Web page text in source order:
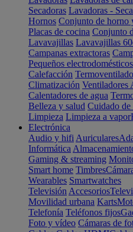
Secadoras Lavadoras -
Hornos Conjunto de horno
Placas de cocina Conjunto
Lavavajillas Lavavajillas
Campanas extractoras
Pequeños electrodomésticos
Calefacción
Climatización Ventiladores
Calentadores de agua
Belleza y salud Cuidado de
Limpieza Limpieza a vapor
Electrónica
Audio y hifi Auriculares
Informática
Gaming & streaming
Smart home Timbres
Wearables Smartwatches
Televisión Accesorios
Movilidad urbana Karts
Telefonía Teléfonos fijos
Foto y vídeo Cámaras de